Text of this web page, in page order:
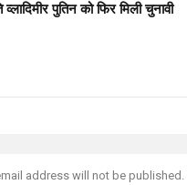
व्लादिमीर पुतिन को फिर मिली चुनावी
address will not be published.